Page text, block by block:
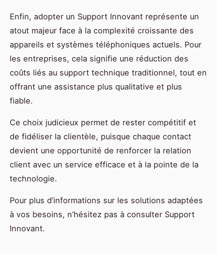
Enfin, adopter un Support Innovant représente un
atout majeur face à la complexité croissante des
appareils et systèmes téléphoniques actuels. Pour
les entreprises, cela signifie une réduction des
coûts liés au support technique traditionnel, tout en
offrant une assistance plus qualitative et plus
fiable.
Ce choix judicieux permet de rester compétitif et
de fidéliser la clientèle, puisque chaque contact
devient une opportunité de renforcer la relation
client avec un service efficace et à la pointe de la
technologie.
Pour plus d’informations sur les solutions adaptées
à vos besoins, n’hésitez pas à consulter Support
Innovant.